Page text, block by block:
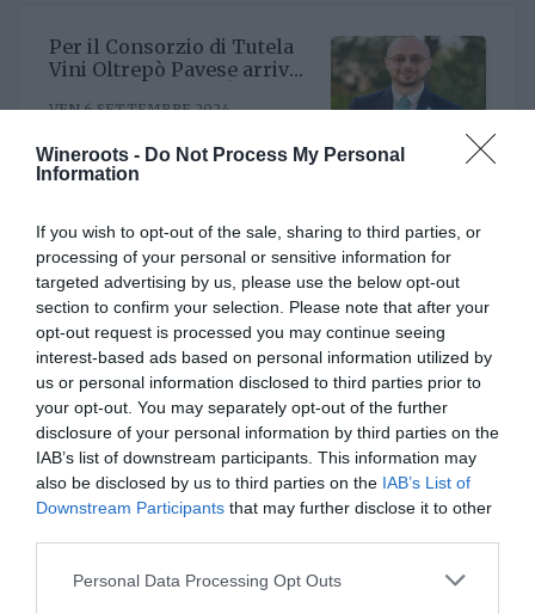
Wineroots - Do Not Process My Personal
Information
If you wish to opt-out of the sale, sharing to third parties, or
processing of your personal or sensitive information for
targeted advertising by us, please use the below opt-out
section to confirm your selection. Please note that after your
opt-out request is processed you may continue seeing
interest-based ads based on personal information utilized by
us or personal information disclosed to third parties prior to
your opt-out. You may separately opt-out of the further
disclosure of your personal information by third parties on the
IAB’s list of downstream participants. This information may
also be disclosed by us to third parties on the IAB’s List of
Downstream Participants that may further disclose it to other
Personal Data Processing Opt Outs
Per il Consorzio di Tutela
Vini Oltrepò Pavese arriva
Riccardo Binda
VEN 6 SETTEMBRE 2024
Al timone del Consorzio
Asti Docg arriva Stefano
Ricagno. Incentivare la
sinergia associativa e far
bene sul mercato, questa la
mission
MER 8 MAGGIO 2024
ITALIAN WINE
enoculturale nel cuore del
Roero
MAR 25 NOVEMBRE 2025